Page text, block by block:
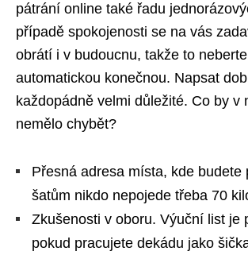
pátrání online také řadu
případě spokojenosti se na vás
obrátí i v budoucnu, takže to
automatickou konečnou. Napsat
každopádně velmi důležité. Co by v
nemělo chybět?
Přesná adresa místa, kde budete
šatům nikdo nepojede třeba 70
Zkušenosti v oboru. Výuční list je
pokud pracujete dekádu jako